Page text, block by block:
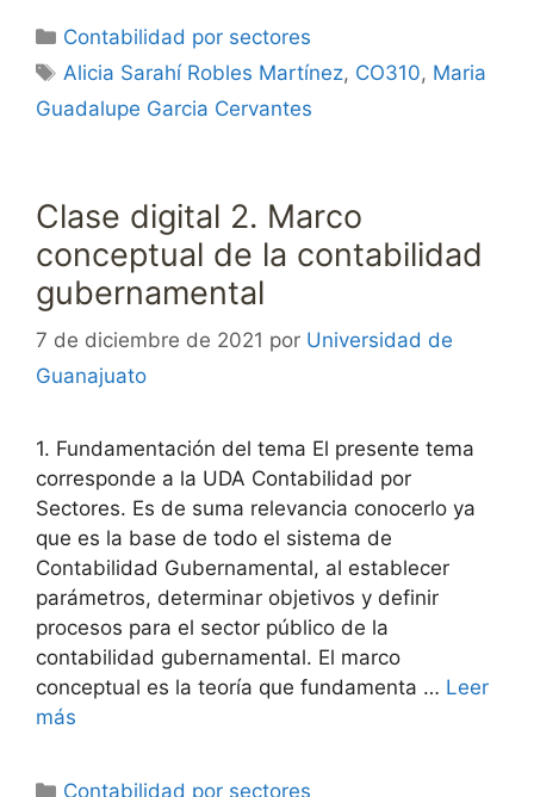
Categorías
Contabilidad por sectores
Etiquetas
Alicia Sarahí Robles Martínez, CO310, Maria
Guadalupe Garcia Cervantes
Clase digital 2. Marco
conceptual de la contabilidad
gubernamental
7 de diciembre de 2021 por Universidad de
Guanajuato
1. Fundamentación del tema El presente tema
corresponde a la UDA Contabilidad por
Sectores. Es de suma relevancia conocerlo ya
que es la base de todo el sistema de
Contabilidad Gubernamental, al establecer
parámetros, determinar objetivos y definir
procesos para el sector público de la
contabilidad gubernamental. El marco
conceptual es la teoría que fundamenta … Leer
más
Categorías
Contabilidad por sectores